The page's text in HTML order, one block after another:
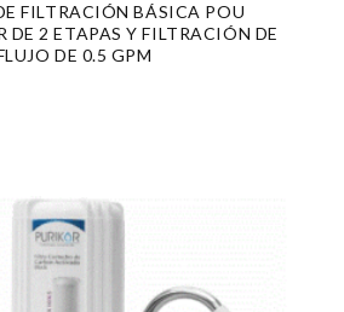
FILTRACIÓN BÁSICA POU
DE 2 ETAPAS Y FILTRACIÓN DE
DE 0.5 GPM